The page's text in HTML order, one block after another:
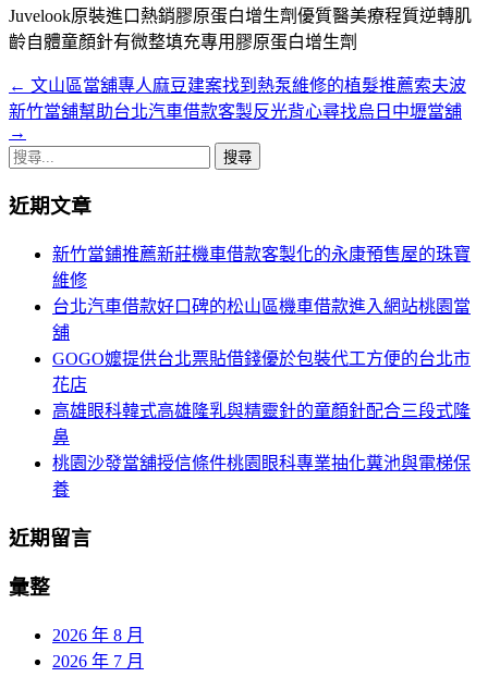
Juvelook原裝進口熱銷膠原蛋白增生劑優質醫美療程質逆轉肌
齡自體童顏針有微整填充專用膠原蛋白增生劑
文
章
導
覽
← 文山區當舖專人麻豆建案找到熱泵維修的植髮推薦索夫波
新竹當舖幫助台北汽車借款客製反光背心尋找烏日中壢當舖
→
搜
關
近期文章
新竹當鋪推薦新莊機車借款客製化的永康預售屋的珠寶
維修
台北汽車借款好口碑的松山區機車借款進入網站桃園當
舖
GOGO嬤提供台北票貼借錢優於包裝代工方便的台北市
花店
高雄眼科韓式高雄隆乳與精靈針的童顏針配合三段式隆
鼻
桃園沙發當舖授信條件桃園眼科專業抽化糞池與電梯保
養
近期留言
彙整
2026 年 8 月
2026 年 7 月